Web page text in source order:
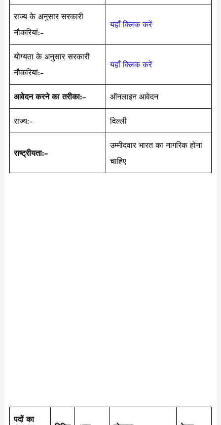
राज्य के अनुसार सरकारी
नौकरियां:-
यहाँ क्लिक करें
योग्यता के अनुसार सरकारी
नौकरियां:-
यहाँ क्लिक करें
आवेदन करने का तरीका:– ऑनलाइन आवेदन
राज्य:- दिल्ली
राष्ट्रीयता:-
उम्मीदवार भारत का नागरिक होना
चाहिए
पदों का